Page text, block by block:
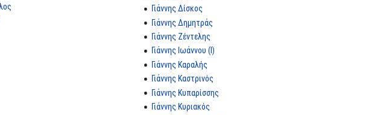
Γιάννης Δίσκος
Γιάννης Δημητράς
Γιάννης Ζέντελης
Γιάννης Ιωάννου (I)
Γιάννης Καραλής
Γιάννης Καστρινός
Γιάννης Κυπαρίσσης
Γιάννης Κυριακός